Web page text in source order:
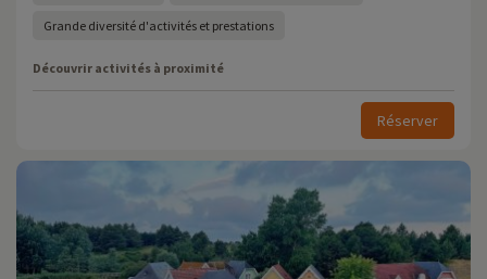
Grande diversité d'activités et prestations
Découvrir activités à proximité
Réserver